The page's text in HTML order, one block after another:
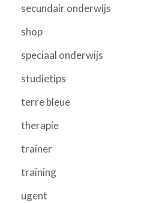
secundair onderwijs
shop
speciaal onderwijs
studietips
terre bleue
therapie
trainer
training
ugent